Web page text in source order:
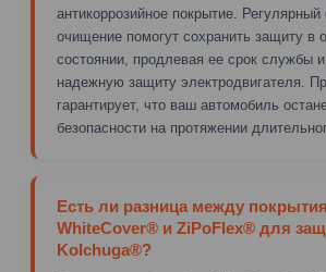
антикоррозийное покрытие. Регулярный
очищение помогут сохранить защиту в
состоянии, продлевая ее срок службы
надежную защиту электродвигателя.
гарантирует, что ваш автомобиль
безопасности на протяжении
Есть ли разница между
WhiteCover® и ZiPoFlex® для
Kolchuga®?